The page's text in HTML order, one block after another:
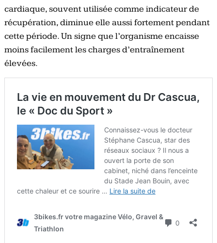
cardiaque, souvent utilisée comme indicateur de
récupération, diminue elle aussi fortement pendant
cette période. Un signe que l’organisme encaisse
moins facilement les charges d’entraînement
élevées.